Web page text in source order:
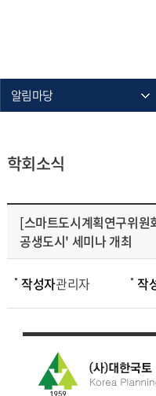
알림마당
학회소식
[스마트도시계획연구위
공생도시' 세미나 개최
작성자관리자 작